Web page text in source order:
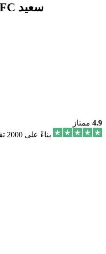
أكثر من 350,000 لاعب FC سعيد
4.9 ممتاز
بناءً على 2000 تقييم